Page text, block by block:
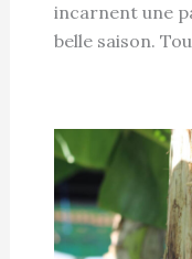
incarnent une
belle saison.